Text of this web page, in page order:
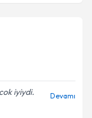
iyiydi.
Devamı